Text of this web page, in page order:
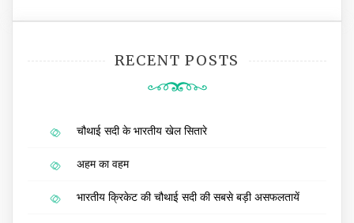
RECENT POSTS
चौथाई सदी के भारतीय खेल सितारे
अहम का वहम
भारतीय क्रिकेट की चौथाई सदी की सबसे बड़ी असफलतायें